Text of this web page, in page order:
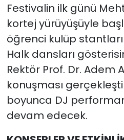
Festivalin ilk günü
kortej yürüyüşüyle
öğrenci kulüp
Halk dansları
Rektör Prof. Dr. Adem
konuşması
boyunca DJ
devam edecek.